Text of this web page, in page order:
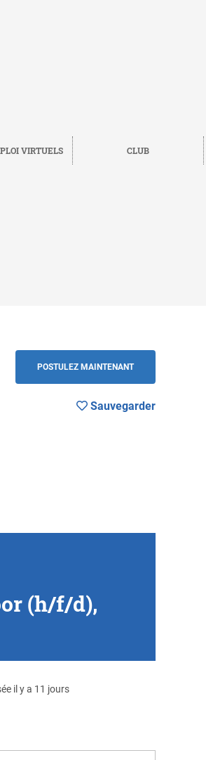
VIRTUELS CLUB
POSTULEZ MAINTENANT
Sauvegarder
(h/f/d),
il y a 11 jours